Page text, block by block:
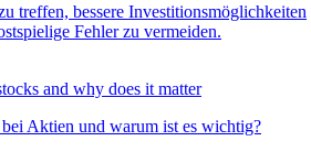
treffen, bessere Investitionsmöglichkeiten
Fehler zu vermeiden.
Aktien und warum ist es wichtig?